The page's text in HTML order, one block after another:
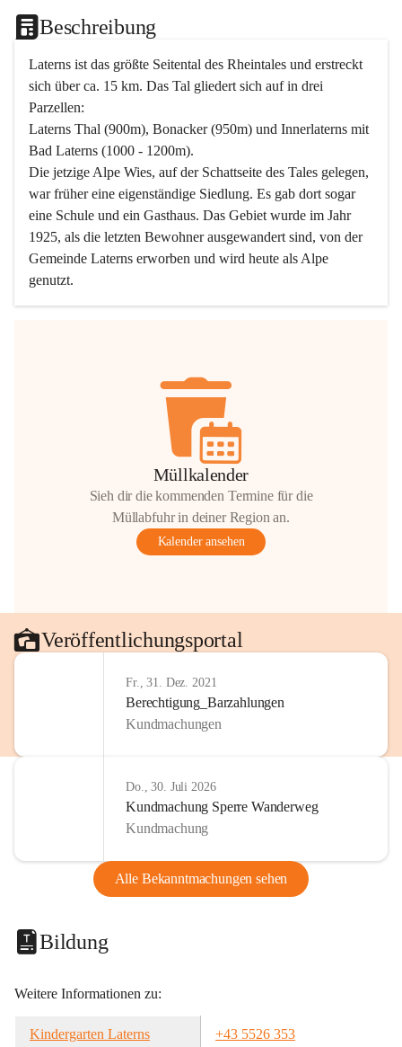
Beschreibung
Laterns ist das größte Seitental des Rheintales und erstreckt
sich über ca. 15 km. Das Tal gliedert sich auf in drei
Parzellen:
Laterns Thal (900m), Bonacker (950m) und Innerlaterns mit
Bad Laterns (1000 - 1200m).
Die jetzige Alpe Wies, auf der Schattseite des Tales gelegen,
war früher eine eigenständige Siedlung. Es gab dort sogar
eine Schule und ein Gasthaus. Das Gebiet wurde im Jahr
1925, als die letzten Bewohner ausgewandert sind, von der
Gemeinde Laterns erworben und wird heute als Alpe
genutzt.
Müllkalender
Sieh dir die kommenden Termine für die
Müllabfuhr in deiner Region an.
Kalender ansehen
Veröffentlichungsportal
Fr., 31. Dez. 2021
Berechtigung_Barzahlungen
Kundmachungen
Do., 30. Juli 2026
Kundmachung Sperre Wanderweg
Kundmachung
Alle Bekanntmachungen sehen
Bildung
Weitere Informationen zu:
Kindergarten Laterns
+43 5526 353